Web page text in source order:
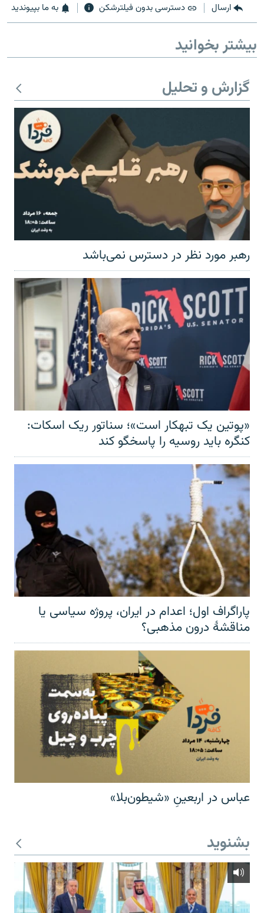
ارسال دسترسی بدون فیلترشکن به ما بپیوندید
بیشتر بخوانید
گزارش و تحلیل
رهبر مورد نظر در دسترس نمی‌باشد
«پوتین یک تبهکار است»؛ سناتور ریک اسکات:
کنگره باید روسیه را پاسخگو کند
پاراگراف اول؛ اعدام در ایران، پروژه سیاسی یا
مناقشهٔ درون مذهبی؟
عباس در اربعینِ «شیطون‌بلا»
بشنوید